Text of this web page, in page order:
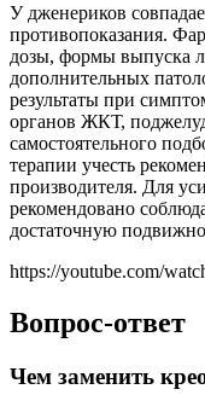
У дженериков
противопоказания.
дозы, формы выпуска
дополнительных
результаты при
органов ЖКТ,
самостоятельного
терапии учесть
производителя. Для
рекомендовано
достаточную
https://youtube.com/
Вопрос-ответ
Чем заменить